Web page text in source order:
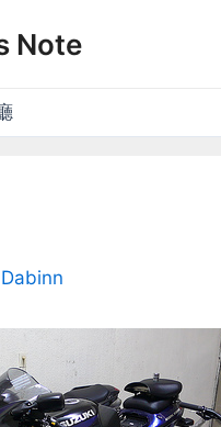
Note
Dabinn